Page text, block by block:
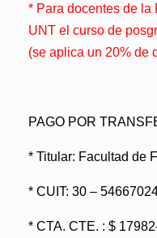
* Para docentes de la
UNT el curso de
(se aplica un 20% de
PAGO POR
* Titular: Facultad de
* CUIT: 30 –
* CTA. CTE. : $